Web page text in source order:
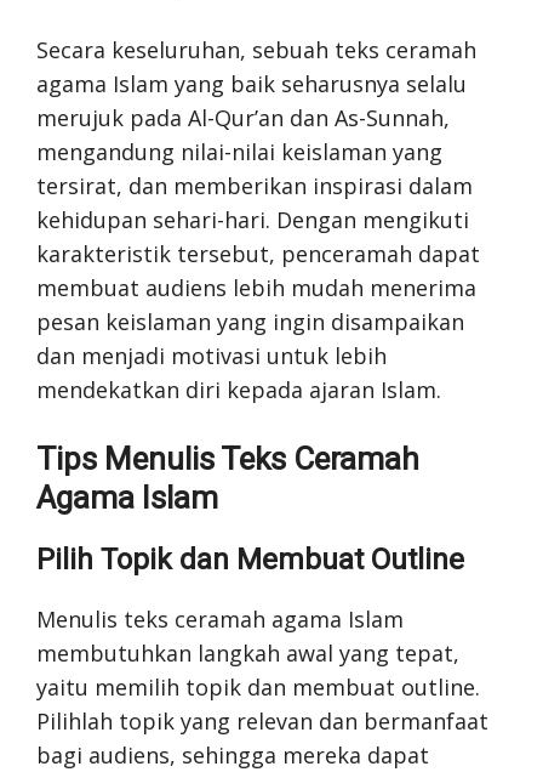
Secara keseluruhan, sebuah teks ceramah
agama Islam yang baik seharusnya selalu
merujuk pada Al-Qur’an dan As-Sunnah,
mengandung nilai-nilai keislaman yang
tersirat, dan memberikan inspirasi dalam
kehidupan sehari-hari. Dengan mengikuti
karakteristik tersebut, penceramah dapat
membuat audiens lebih mudah menerima
pesan keislaman yang ingin disampaikan
dan menjadi motivasi untuk lebih
mendekatkan diri kepada ajaran Islam.
Tips Menulis Teks Ceramah
Agama Islam
Pilih Topik dan Membuat Outline
Menulis teks ceramah agama Islam
membutuhkan langkah awal yang tepat,
yaitu memilih topik dan membuat outline.
Pilihlah topik yang relevan dan bermanfaat
bagi audiens, sehingga mereka dapat